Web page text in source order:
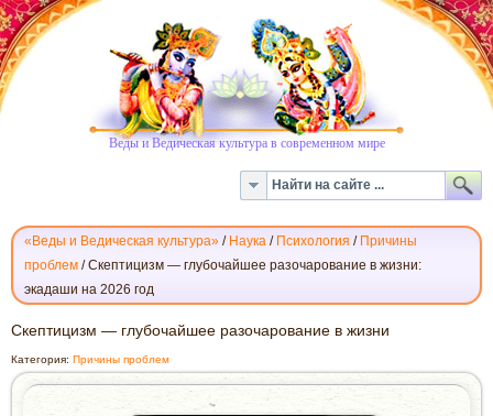
Веды и Ведическая культура в современном мире
«Веды и Ведическая культура» / Наука / Психология / Причины
проблем /Скептицизм — глубочайшее разочарование в жизни:
экадаши на 2026 год
СКЕПТИЦИЗМ
—
ГЛУБОЧАЙШЕЕ
РАЗОЧАРОВАНИЕ
Скептицизм — глубочайшее разочарование в жизни
Категория: Причины проблем